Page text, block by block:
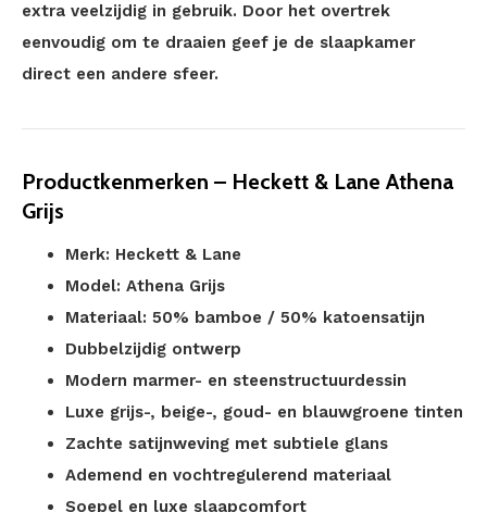
extra veelzijdig in gebruik. Door het overtrek
eenvoudig om te draaien geef je de slaapkamer
direct een andere sfeer.
Productkenmerken – Heckett & Lane Athena
Grijs
Merk: Heckett & Lane
Model: Athena Grijs
Materiaal: 50% bamboe / 50% katoensatijn
Dubbelzijdig ontwerp
Modern marmer- en steenstructuurdessin
Luxe grijs-, beige-, goud- en blauwgroene tinten
Zachte satijnweving met subtiele glans
Ademend en vochtregulerend materiaal
Soepel en luxe slaapcomfort